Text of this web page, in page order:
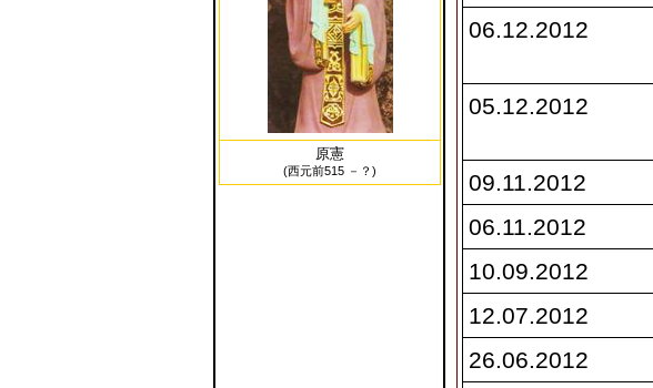
原憲
(西元前515 －？)
06.12.2012
05.12.2012
09.11.2012
06.11.2012
10.09.2012
12.07.2012
26.06.2012